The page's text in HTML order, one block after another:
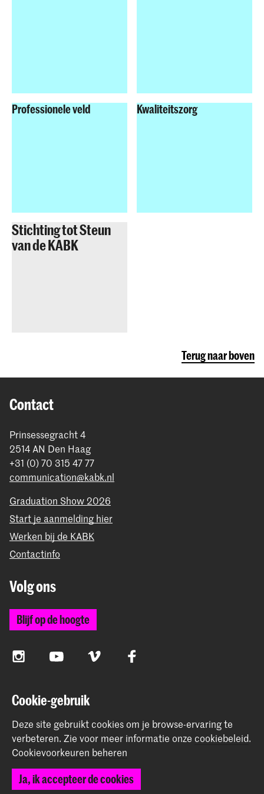
Professionele veld Kwaliteitszorg
Stichting tot Steun
van de KABK
Terug naar boven
Contact
Prinsessegracht 4
2514 AN Den Haag
+31 (0) 70 315 47 77
communication@kabk.nl
Graduation Show 2026
Start je aanmelding hier
Werken bij de KABK
Contactinfo
Volg ons
Blijf op de hoogte
InstagramYouTube Vimeo Facebook
De Koninklijke Academie van Beeldende Kunsten vormt
samen met het Koninklijk Conservatorium de Hogeschool
der Kunsten Den Haag
Cookie-gebruik
Deze site gebruikt cookies om je browse-ervaring te
verbeteren. Zie voor meer informatie onze cookiebeleid.
Cookievoorkeuren beheren
Ja, ik accepteer de cookies